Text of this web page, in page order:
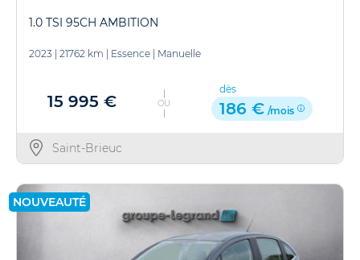
1.0 TSI 95CH AMBITION
2023 21762 km Essence Manuelle
15 995 € OU
dès
186 € /mois
Saint-Brieuc
NOUVEAUTÉ